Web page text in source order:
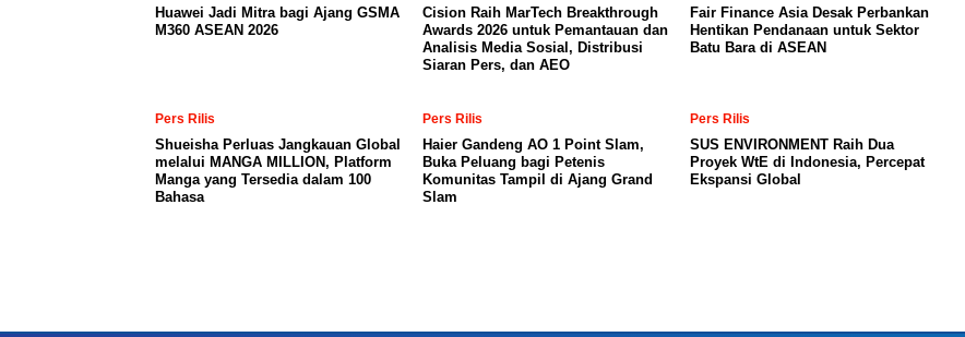
Huawei Jadi Mitra bagi Ajang GSMA
M360 ASEAN 2026
Cision Raih MarTech Breakthrough
Awards 2026 untuk Pemantauan dan
Analisis Media Sosial, Distribusi
Siaran Pers, dan AEO
Fair Finance Asia Desak Perbankan
Hentikan Pendanaan untuk Sektor
Batu Bara di ASEAN
Pers Rilis
Shueisha Perluas Jangkauan Global
melalui MANGA MILLION, Platform
Manga yang Tersedia dalam 100
Bahasa
Pers Rilis
Haier Gandeng AO 1 Point Slam,
Buka Peluang bagi Petenis
Komunitas Tampil di Ajang Grand
Slam
Pers Rilis
SUS ENVIRONMENT Raih Dua
Proyek WtE di Indonesia, Percepat
Ekspansi Global